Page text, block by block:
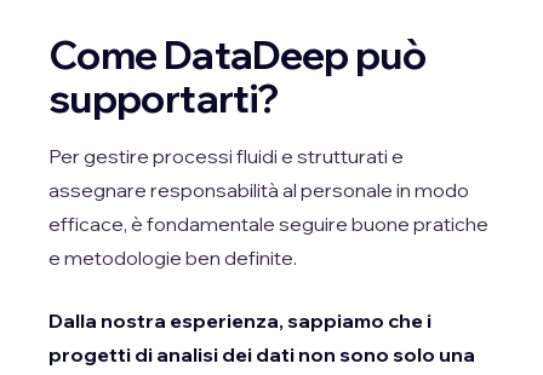
Come DataDeep può
supportarti?
Per gestire processi fluidi e strutturati e
assegnare responsabilità al personale in modo
efficace, è fondamentale seguire buone pratiche
e metodologie ben definite.
Dalla nostra esperienza, sappiamo che i
progetti di analisi dei dati non sono solo una